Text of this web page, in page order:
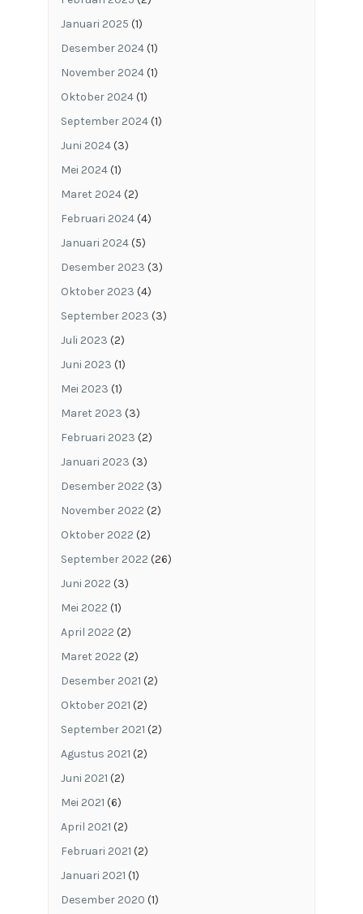
Januari 2025 (1)
Desember 2024(1)
November 2024(1)
Oktober 2024(1)
September 2024(1)
Juni 2024(3)
Mei 2024(1)
Maret 2024(2)
Februari 2024(4)
Januari 2024(5)
Desember 2023 (3)
Oktober 2023 (4)
September 2023 (3)
Juli 2023 (2)
Juni 2023 (1)
Mei 2023 (1)
Maret 2023 (3)
Februari 2023 (2)
Januari 2023 (3)
Desember 2022 (3)
November 2022 (2)
Oktober 2022 (2)
September 2022 (26)
Juni 2022 (3)
Mei 2022 (1)
April 2022 (2)
Maret 2022 (2)
Desember 2021 (2)
Oktober 2021 (2)
September 2021 (2)
Agustus 2021 (2)
Juni 2021 (2)
Mei 2021 (6)
April 2021 (2)
Februari 2021 (2)
Januari 2021 (1)
Desember 2020 (1)